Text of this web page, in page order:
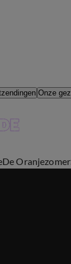
Onze
De Oranjezomer